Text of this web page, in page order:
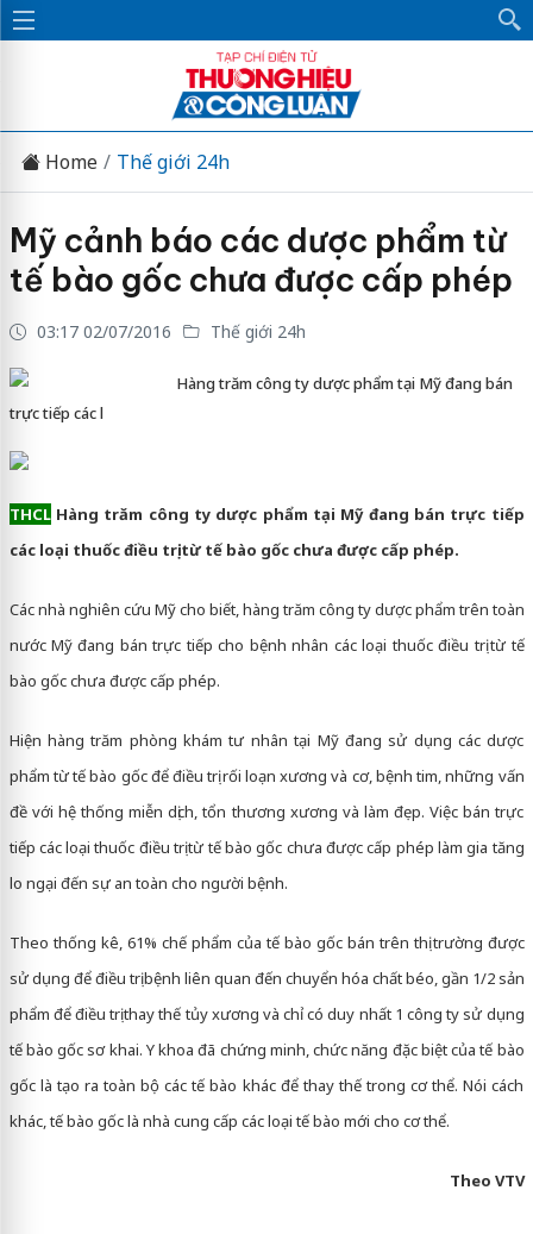
Home Thế giới 24h
Mỹ cảnh báo các dược phẩm từ
tế bào gốc chưa được cấp phép
03:17 02/07/2016 Thế giới 24h
Hàng trăm công ty dược phẩm tại Mỹ đang bán
trực tiếp các l
THCLHàng trăm công ty dược phẩm tại Mỹ đang bán trực tiếp
các loại thuốc điều trị từ tế bào gốc chưa được cấp phép.
Các nhà nghiên cứu Mỹ cho biết, hàng trăm công ty dược phẩm trên toàn
nước Mỹ đang bán trực tiếp cho bệnh nhân các loại thuốc điều trị từ tế
bào gốc chưa được cấp phép.
Hiện hàng trăm phòng khám tư nhân tại Mỹ đang sử dụng các dược
phẩm từ tế bào gốc để điều trị rối loạn xương và cơ, bệnh tim, những vấn
đề với hệ thống miễn dịch, tổn thương xương và làm đẹp. Việc bán trực
tiếp các loại thuốc điều trị từ tế bào gốc chưa được cấp phép làm gia tăng
lo ngại đến sự an toàn cho người bệnh.
Theo thống kê, 61% chế phẩm của tế bào gốc bán trên thị trường được
sử dụng để điều trị bệnh liên quan đến chuyển hóa chất béo, gần 1/2 sản
phẩm để điều trị thay thế tủy xương và chỉ có duy nhất 1 công ty sử dụng
tế bào gốc sơ khai. Y khoa đã chứng minh, chức năng đặc biệt của tế bào
gốc là tạo ra toàn bộ các tế bào khác để thay thế trong cơ thể. Nói cách
khác, tế bào gốc là nhà cung cấp các loại tế bào mới cho cơ thể.
Theo VTV